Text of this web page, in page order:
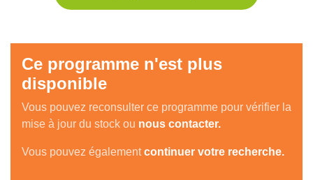
Ce programme n'est plus
disponible
Vous pouvez reconsulter ce programme pour vérifier la
mise à jour du stock ou nous contacter.
Vous pouvez égalementcontinuer votre recherche.